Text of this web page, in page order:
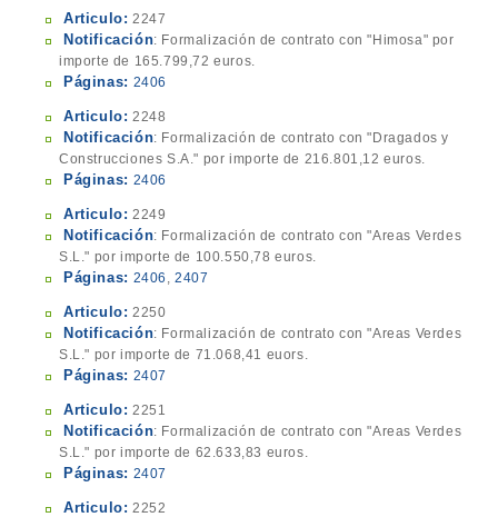
Articulo: 2247
Notificación: Formalización de contrato con "Himosa" por
importe de 165.799,72 euros.
Páginas: 2406
Articulo: 2248
Notificación: Formalización de contrato con "Dragados y
Construcciones S.A." por importe de 216.801,12 euros.
Páginas: 2406
Articulo: 2249
Notificación: Formalización de contrato con "Areas Verdes
S.L." por importe de 100.550,78 euros.
Páginas: 2406 ,2407
Articulo: 2250
Notificación: Formalización de contrato con "Areas Verdes
S.L." por importe de 71.068,41 euors.
Páginas: 2407
Articulo: 2251
Notificación: Formalización de contrato con "Areas Verdes
S.L." por importe de 62.633,83 euros.
Páginas: 2407
Articulo: 2252